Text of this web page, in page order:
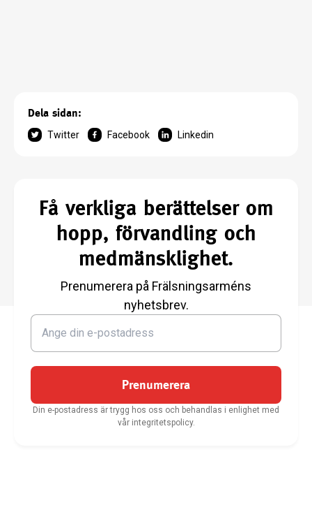
Dela sidan:
Twitter Facebook Linkedin
Få verkliga berättelser om
hopp, förvandling och
medmänsklighet.
Prenumerera på Frälsningsarméns
nyhetsbrev.
Prenumerera
Din e-postadress är trygg hos oss och behandlas i enlighet med
vår integritetspolicy.